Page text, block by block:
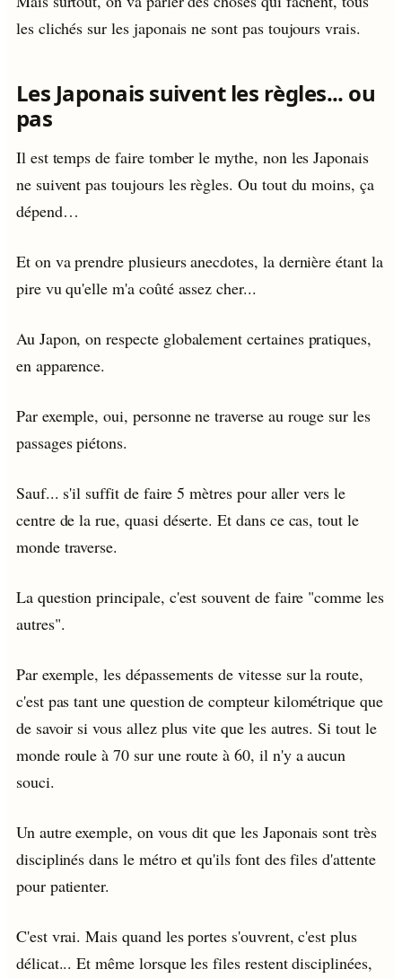
les clichés sur les japonais ne sont pas toujours vrais.
Les Japonais suivent les règles... ou
pas
Il est temps de faire tomber le mythe, non les Japonais
ne suivent pas toujours les règles. Ou tout du moins, ça
dépend…
Et on va prendre plusieurs anecdotes, la dernière étant la
pire vu qu'elle m'a coûté assez cher...
Au Japon, on respecte globalement certaines pratiques,
en apparence.
Par exemple, oui, personne ne traverse au rouge sur les
passages piétons.
Sauf... s'il suffit de faire 5 mètres pour aller vers le
centre de la rue, quasi déserte. Et dans ce cas, tout le
monde traverse.
La question principale, c'est souvent de faire "comme les
autres".
Par exemple, les dépassements de vitesse sur la route,
c'est pas tant une question de compteur kilométrique que
de savoir si vous allez plus vite que les autres. Si tout le
monde roule à 70 sur une route à 60, il n'y a aucun
souci.
Un autre exemple, on vous dit que les Japonais sont très
disciplinés dans le métro et qu'ils font des files d'attente
pour patienter.
C'est vrai. Mais quand les portes s'ouvrent, c'est plus
délicat... Et même lorsque les files restent disciplinées,